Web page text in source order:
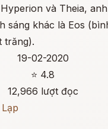
và Theia,
sáng khác là Eos
trăng).
19-02-2020
⭐ 4.8
12,966 lượt đọc